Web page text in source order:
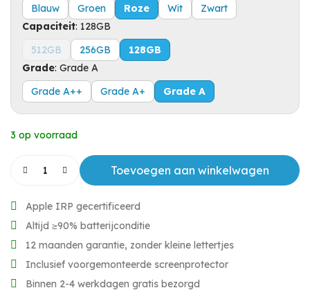
Blauw
Groen Roze Wit
Zwart
Capaciteit: 128GB
512GB
256GB
128GB
Grade: Grade A
Grade A++
Grade A+ Grade A
3 op voorraad
Toevoegen aan winkelwagen
Apple IRP gecertificeerd
Altijd ≥90% batterijconditie
12 maanden garantie, zonder kleine lettertjes
Inclusief voorgemonteerde screenprotector
Binnen 2-4 werkdagen gratis bezorgd